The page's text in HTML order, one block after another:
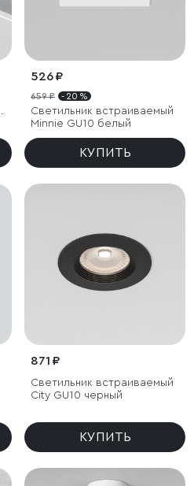
526 ₽
659 ₽ - 20 %
Светильник встраиваемый
Minnie GU10 белый
КУПИТЬ
871 ₽
Светильник встраиваемый
City GU10 черный
КУПИТЬ